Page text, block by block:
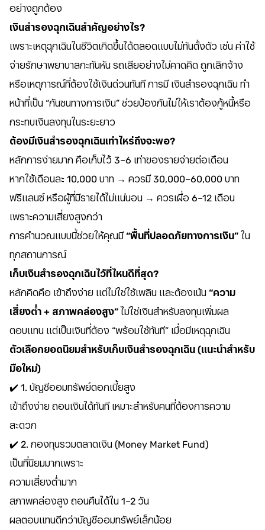
อย่างถูกต้อง
เงินสำรองฉุกเฉินสำคัญอย่างไร?
เพราะเหตุฉุกเฉินในชีวิตเกิดขึ้นได้ตลอดแบบไม่ทันตั้งตัว เช่น ค่าใช้
จ่ายรักษาพยาบาลกะทันหัน รถเสียอย่างไม่คาดคิด ถูกเลิกจ้าง
หรือเหตุการณ์ที่ต้องใช้เงินด่วนทันที การมี เงินสำรองฉุกเฉิน ทำ
หน้าที่เป็น “กันชนทางการเงิน” ช่วยป้องกันไม่ให้เราต้องกู้หนี้หรือ
กระทบเงินลงทุนในระยะยาว
ต้องมีเงินสำรองฉุกเฉินเท่าไหร่ถึงจะพอ?
หลักการง่ายมาก คือเก็บไว้ 3–6 เท่าของรายจ่ายต่อเดือน
หากใช้เดือนละ 10,000 บาท → ควรมี 30,000–60,000 บาท
ฟรีแลนซ์ หรือผู้ที่มีรายได้ไม่แน่นอน → ควรเผื่อ 6–12 เดือน
เพราะความเสี่ยงสูงกว่า
การคำนวณแบบนี้ช่วยให้คุณมี“พื้นที่ปลอดภัยทางการเงิน” ใน
ทุกสถานการณ์
เก็บเงินสำรองฉุกเฉินไว้ที่ไหนดีที่สุด?
หลักคิดคือ เข้าถึงง่าย แต่ไม่ใช่ใช้เพลิน และต้องเน้น “ความ
เสี่ยงต่ำ + สภาพคล่องสูง” ไม่ใช่เงินสำหรับลงทุนเพิ่มผล
ตอบแทน แต่เป็นเงินที่ต้อง “พร้อมใช้ทันที” เมื่อมีเหตุฉุกเฉิน
ตัวเลือกยอดนิยมสำหรับเก็บเงินสำรองฉุกเฉิน (แนะนำสำหรับ
มือใหม่)
✔️ 1. บัญชีออมทรัพย์ดอกเบี้ยสูง
เข้าถึงง่าย ถอนเงินได้ทันที เหมาะสำหรับคนที่ต้องการความ
สะดวก
✔️ 2. กองทุนรวมตลาดเงิน (Money Market Fund)
เป็นที่นิยมมากเพราะ
ความเสี่ยงต่ำมาก
สภาพคล่องสูง ถอนคืนได้ใน 1–2 วัน
ผลตอบแทนดีกว่าบัญชีออมทรัพย์เล็กน้อย